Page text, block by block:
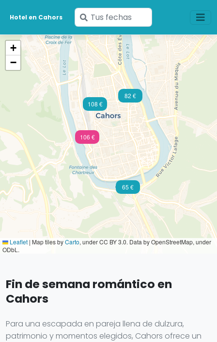
Hotel en Cahors
Ingresa
tus
fechas
106 €
65 €
108 €
82 €
+
−
Leaflet | Map tiles byCarto, under CC BY 3.0. Data by OpenStreetMap, under
ODbL.
Fin de semana romántico en
Cahors
Para una escapada en pareja llena de dulzura,
patrimonio y momentos elegidos, Cahors ofrece un